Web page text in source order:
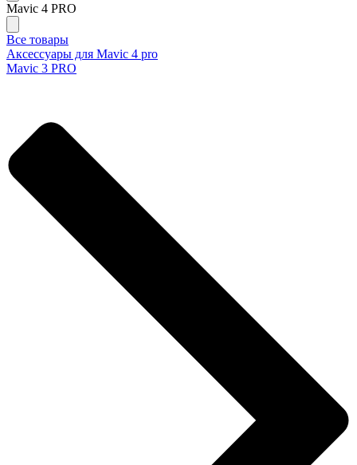
Mavic 4 PRO
Все товары
Аксессуары для Mavic 4 pro
Mavic 3 PRO